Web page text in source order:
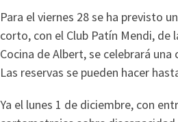
Para el viernes 28 se ha previsto
corto, con el Club Patín Mendi,
Cocina de Albert, se celebrará
Las reservas se pueden hacer
Ya el lunes 1 de diciembre, con